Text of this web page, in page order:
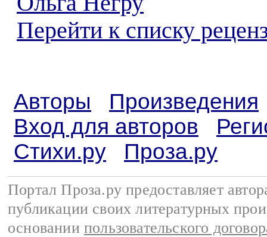
Перейти к списку
Авторы
Произведения
Вход для авторов
Стихи.ру
Проза.ру
Портал Проза.ру предоставляет
публикации своих литературных
основании пользовательского